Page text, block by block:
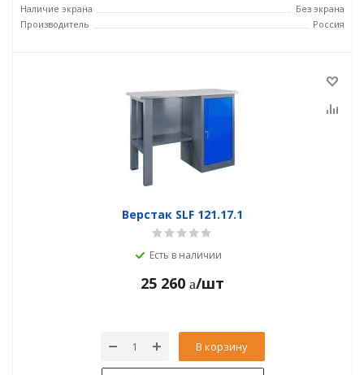
Наличие экрана
Без экрана
Производитель
Россия
Верстак SLF 121.17.1
Есть в наличии
25 260 /шт
В корзину